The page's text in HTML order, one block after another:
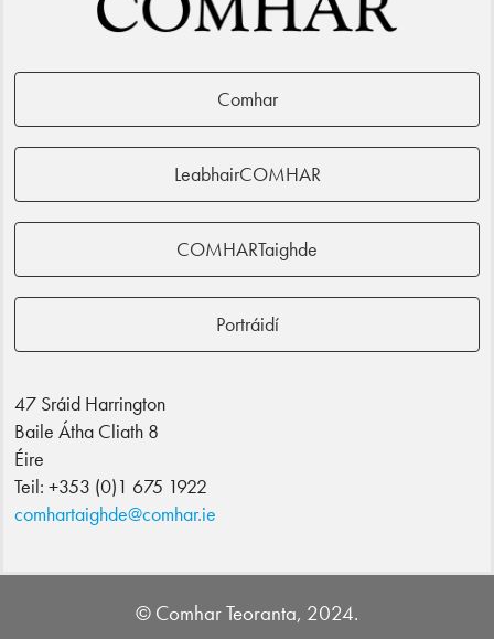
Comhar
LeabhairCOMHAR
COMHARTaighde
Portráidí
47 Sráid Harrington
Baile Átha Cliath 8
Éire
Teil: +353 (0)1 675 1922
comhartaighde@comhar.ie
© Comhar Teoranta, 2024.